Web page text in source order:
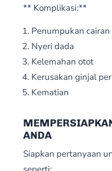
** Komplikasi:**
Penumpukan cairan
Nyeri dada
Kelemahan otot
Kerusakan ginjal
Kematian
ANDA
Siapkan pertanyaan